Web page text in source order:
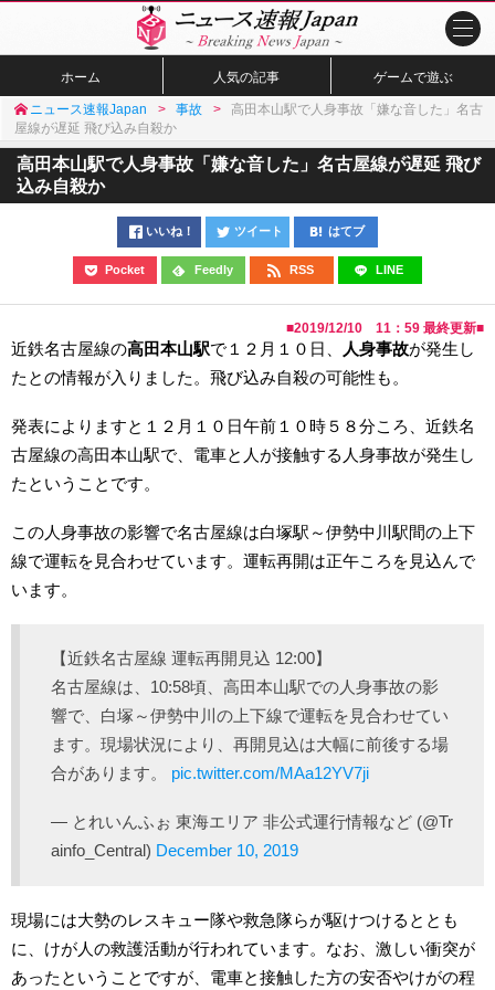
ホーム 人気の記事 ゲームで遊ぶ
ニュース速報Japan 事故
高田本山駅で人身事故「嫌な音した」名古
屋線が遅延 飛び込み自殺か
高田本山駅で人身事故「嫌な音した」名古屋線が遅延 飛び
込み自殺か
いいね！ ツイート はてブ
Pocket Feedly RSS LINE
■2019/12/10 11：59 最終更新■
近鉄名古屋線の高田本山駅で１２月１０日、 人身事故が発生し
たとの情報が入りました。飛び込み自殺の可能性も。
発表によりますと１２月１０日午前１０時５８分ころ、近鉄名
古屋線の高田本山駅で、電車と人が接触する人身事故が発生し
たということです。
この人身事故の影響で名古屋線は白塚駅～伊勢中川駅間の上下
線で運転を見合わせています。運転再開は正午ころを見込んで
います。
【近鉄名古屋線 運転再開見込 12:00】
名古屋線は、10:58頃、高田本山駅での人身事故の影
響で、白塚～伊勢中川の上下線で運転を見合わせてい
ます。現場状況により、再開見込は大幅に前後する場
合があります。 pic.twitter.com/MAa12YV7ji
— とれいんふぉ 東海エリア 非公式運行情報など (@Tr
ainfo_Central) December 10, 2019
現場には大勢のレスキュー隊や救急隊らが駆けつけるととも
に、けが人の救護活動が行われています。なお、激しい衝突が
あったということですが、電車と接触した方の安否やけがの程